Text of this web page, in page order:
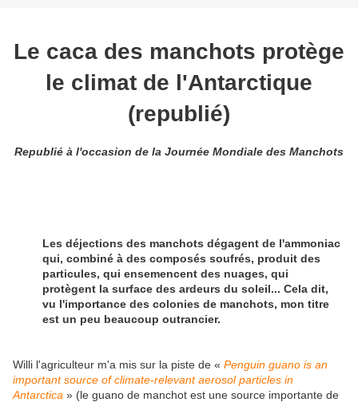
Le caca des manchots protège
le climat de l'Antarctique
(republié)
Republié à l'occasion de la Journée Mondiale des Manchots
Les déjections des manchots dégagent de l'ammoniac
qui, combiné à des composés soufrés, produit des
particules, qui ensemencent des nuages, qui
protègent la surface des ardeurs du soleil... Cela dit,
vu l'importance des colonies de manchots, mon titre
est un peu beaucoup outrancier.
Willi l'agriculteur m'a mis sur la piste de « Penguin guano is an
important source of climate-relevant aerosol particles in
Antarctica » (le guano de manchot est une source importante de